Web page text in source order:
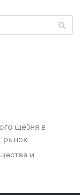
щебня в
рынок
и